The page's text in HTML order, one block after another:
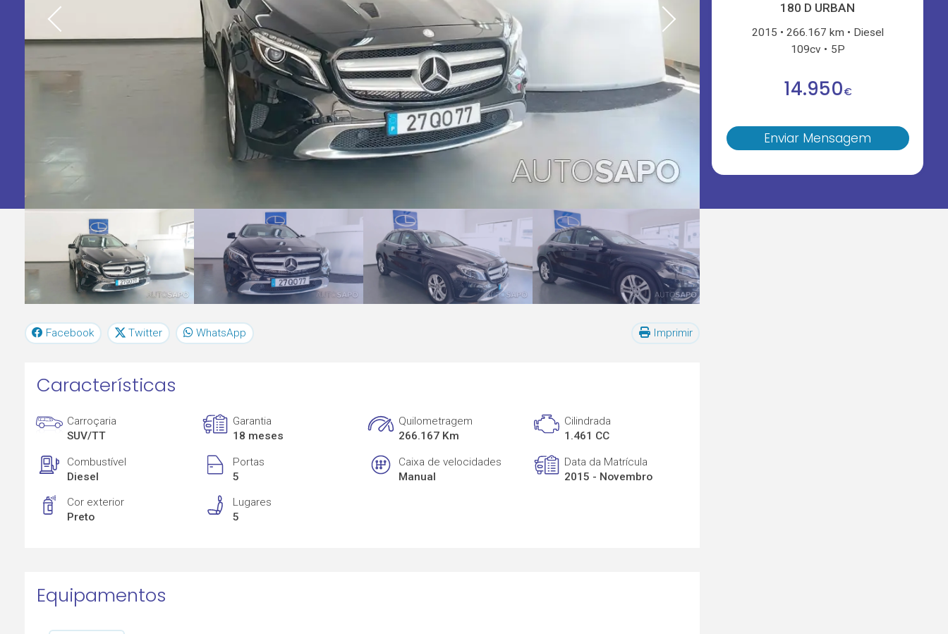
180 D URBAN
2015 266.167 km
Diesel
109cv
5P
14.950€
Enviar Mensagem
Facebook Twitter WhatsApp Imprimir
Características
Carroçaria
SUV/TT
Garantia
18 meses
Quilometragem
266.167 Km
Cilindrada
1.461 CC
Combustível
Diesel
Portas
5
Caixa de velocidades
Manual
Data da Matrícula
2015 - Novembro
Cor exterior
Preto
Lugares
5
Equipamentos